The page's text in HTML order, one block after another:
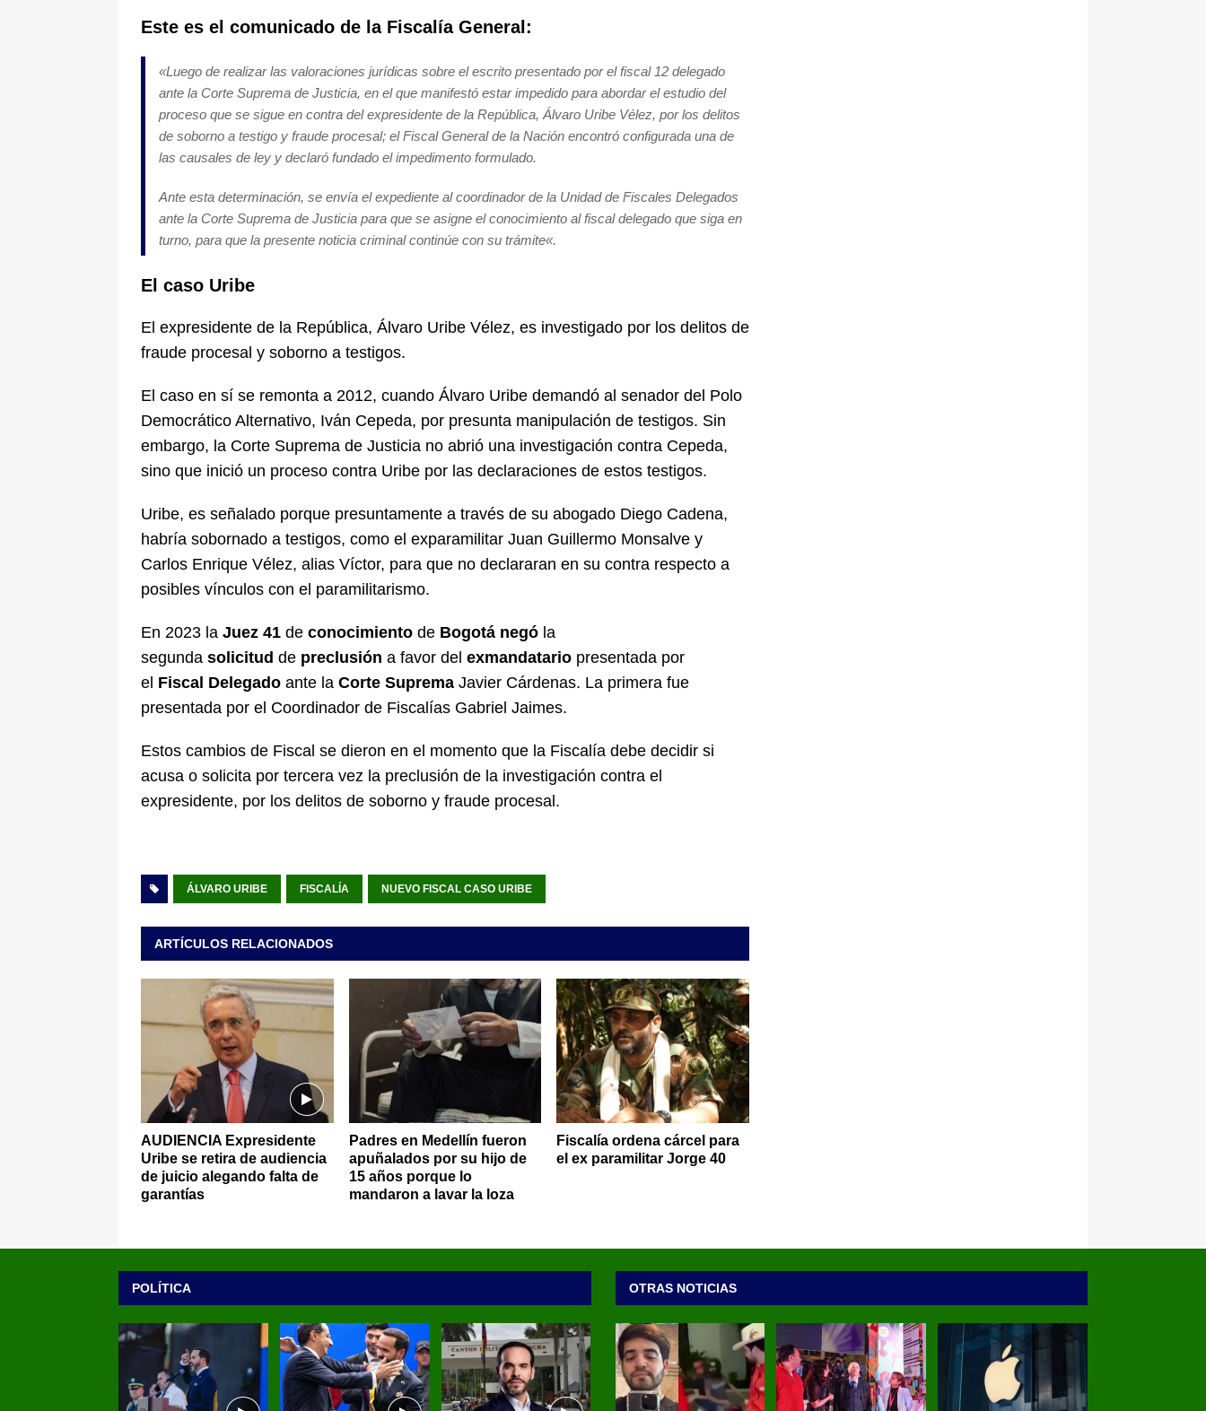
Este es el comunicado de la Fiscalía General:
«Luego de realizar las valoraciones jurídicas sobre el escrito presentado por el fiscal 12 delegado
ante la Corte Suprema de Justicia, en el que manifestó estar impedido para abordar el estudio del
proceso que se sigue en contra del expresidente de la República, Álvaro Uribe Vélez, por los delitos
de soborno a testigo y fraude procesal; el Fiscal General de la Nación encontró configurada una de
las causales de ley y declaró fundado el impedimento formulado.
Ante esta determinación, se envía el expediente al coordinador de la Unidad de Fiscales Delegados
ante la Corte Suprema de Justicia para que se asigne el conocimiento al fiscal delegado que siga en
turno, para que la presente noticia criminal continúe con su trámite«.
El caso Uribe
El expresidente de la República, Álvaro Uribe Vélez, es investigado por los delitos de
fraude procesal y soborno a testigos.
El caso en sí se remonta a 2012, cuando Álvaro Uribe demandó al senador del Polo
Democrático Alternativo, Iván Cepeda, por presunta manipulación de testigos. Sin
embargo, la Corte Suprema de Justicia no abrió una investigación contra Cepeda,
sino que inició un proceso contra Uribe por las declaraciones de estos testigos.
Uribe, es señalado porque presuntamente a través de su abogado Diego Cadena,
habría sobornado a testigos, como el exparamilitar Juan Guillermo Monsalve y
Carlos Enrique Vélez, alias Víctor, para que no declararan en su contra respecto a
posibles vínculos con el paramilitarismo.
En 2023 la Juez 41 de conocimiento de Bogotá negó la
segunda solicitud de preclusión a favor del exmandatario presentada por
el Fiscal Delegado ante la Corte Suprema Javier Cárdenas. La primera fue
presentada por el Coordinador de Fiscalías Gabriel Jaimes.
Estos cambios de Fiscal se dieron en el momento que la Fiscalía debe decidir si
acusa o solicita por tercera vez la preclusión de la investigación contra el
expresidente, por los delitos de soborno y fraude procesal.
ÁLVARO URIBE FISCALÍA NUEVO FISCAL CASO URIBE
ARTÍCULOS RELACIONADOS
AUDIENCIA Expresidente
Uribe se retira de audiencia
de juicio alegando falta de
garantías
Padres en Medellín fueron
apuñalados por su hijo de
15 años porque lo
mandaron a lavar la loza
Fiscalía ordena cárcel para
el ex paramilitar Jorge 40
POLÍTICA OTRAS NOTICIAS